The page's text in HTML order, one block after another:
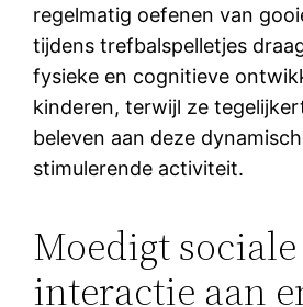
regelmatig oefenen van
tijdens trefbalspelletjes
fysieke en cognitieve
kinderen, terwijl ze
beleven aan deze
stimulerende activiteit.
Moedigt sociale
interactie aan